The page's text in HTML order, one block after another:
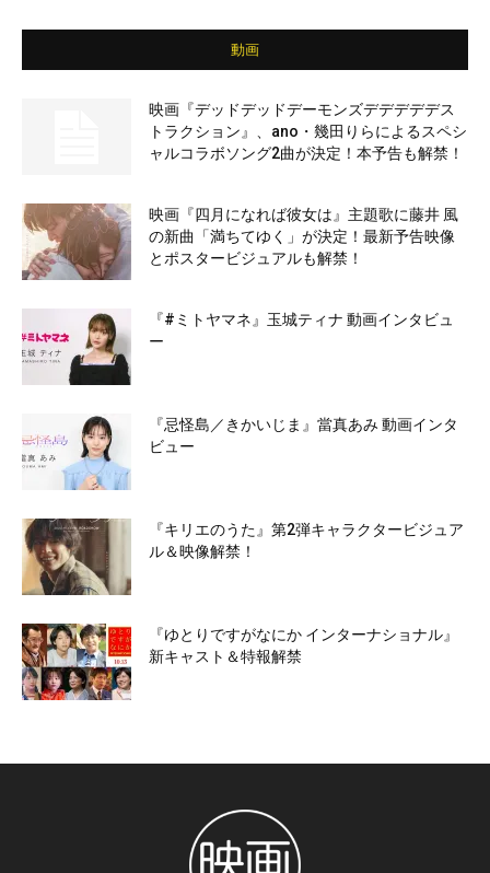
動画
映画『デッドデッドデーモンズデデデデデス
トラクション』、ano・幾田りらによるスペシ
ャルコラボソング2曲が決定！本予告も解禁！
映画『四月になれば彼女は』主題歌に藤井 風
の新曲「満ちてゆく」が決定！最新予告映像
とポスタービジュアルも解禁！
『#ミトヤマネ』玉城ティナ 動画インタビュ
ー
『忌怪島／きかいじま』當真あみ 動画インタ
ビュー
『キリエのうた』第2弾キャラクタービジュア
ル＆映像解禁！
『ゆとりですがなにか インターナショナル』
新キャスト＆特報解禁